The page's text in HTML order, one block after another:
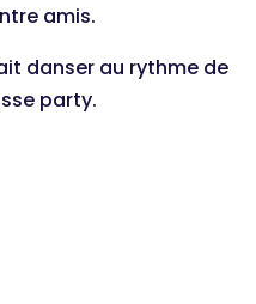
amis.
danser au rythme de
party.